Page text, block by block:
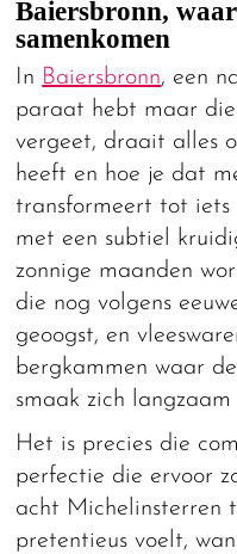
Baiersbronn,
samenkomen
In Baiersbronn, een
paraat hebt maar
vergeet, draait alles
heeft en hoe je dat
transformeert tot iets
met een subtiel
zonnige maanden
die nog volgens
geoogst, en
bergkammen waar
smaak zich
Het is precies die
perfectie die ervoor
acht Michelinsterren
pretentieus voelt,